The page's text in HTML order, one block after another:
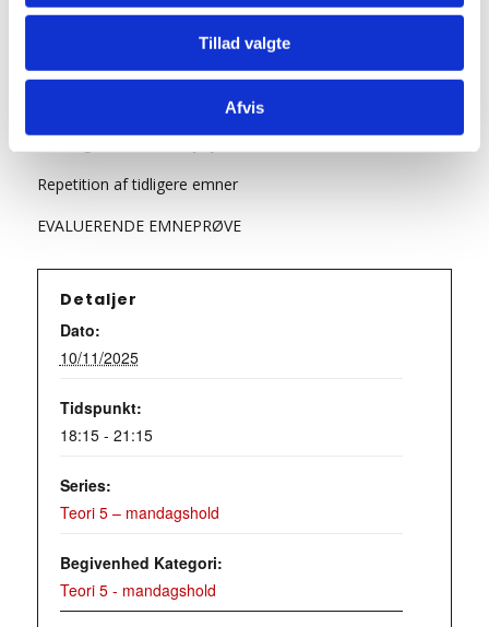
Tillad valgte
Afvis
Teori 5 lektion 24, 25 og 26 (3 x 45 = 135 min)
7.11 Fremkørsel mod vejkryds
7.12 Ligeud kørsel i vejkryds
Repetition af tidligere emner
EVALUERENDE EMNEPRØVE
Detaljer
Dato:
10/11/2025
Tidspunkt:
18:15 - 21:15
Series:
Teori 5 – mandagshold
Begivenhed Kategori:
Teori 5 - mandagshold